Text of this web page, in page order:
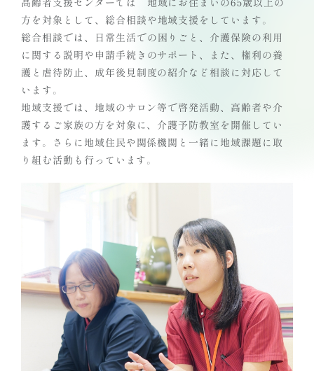
方を対象として、総合相談や地域支援をしています。
総合相談では、日常生活での困りごと、介護保険の利用
に関する説明や申請手続きのサポート、また、権利の養
護と虐待防止、成年後見制度の紹介など相談に対応して
います。
地域支援では、地域のサロン等で啓発活動、高齢者や介
護するご家族の方を対象に、介護予防教室を開催してい
ます。さらに地域住民や関係機関と一緒に地域課題に取
り組む活動も行っています。